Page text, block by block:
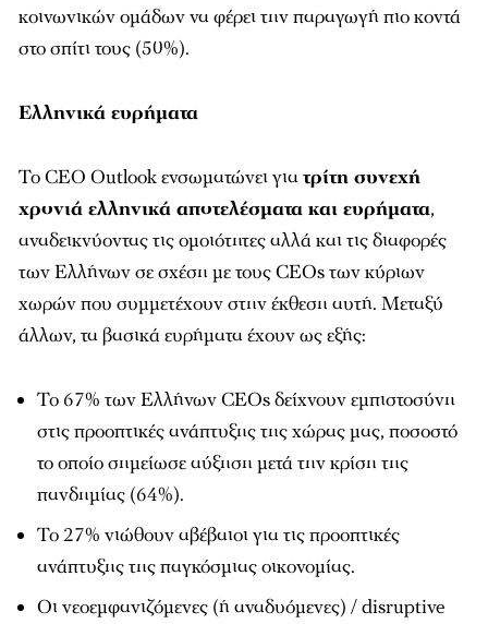
κοινωνικών ομάδων να φέρει την παραγωγή πιο κοντά
στο σπίτι τους (50%).
Ελληνικά ευρήματα
Το CEO Outlook ενσωματώνει γιατρίτη συνεχή
χρονιά ελληνικά αποτελέσματα και ευρήματα,
αναδεικνύοντας τις ομοιότητες αλλά και τις διαφορές
των Ελλήνων σε σχέση με τους CEOs των κύριων
χωρών που συμμετέχουν στην έκθεση αυτή. Μεταξύ
άλλων, τα βασικά ευρήματα έχουν ως εξής:
Το 67% των Ελλήνων CEOs δείχνουν εμπιστοσύνη
στις προοπτικές ανάπτυξης της χώρας μας, ποσοστό
το οποίο σημείωσε αύξηση μετά την κρίση της
πανδημίας (64%).
Το 27% νιώθουν αβέβαιοι για τις προοπτικές
ανάπτυξης της παγκόσμιας οικονομίας.
Οι νεοεμφανιζόμενες (ή αναδυόμενες) / disruptive